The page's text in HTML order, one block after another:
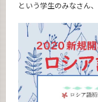
という学生のみなさん